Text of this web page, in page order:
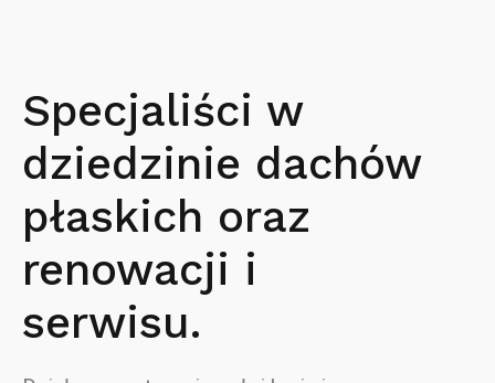
Specjaliści w
dziedzinie dachów
płaskich oraz
renowacji i
serwisu.